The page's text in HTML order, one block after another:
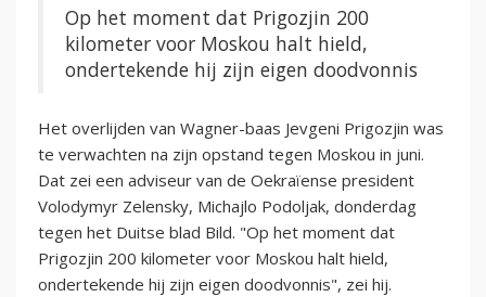
Op het moment dat Prigozjin 200
kilometer voor Moskou halt hield,
ondertekende hij zijn eigen doodvonnis
Het overlijden van Wagner-baas Jevgeni Prigozjin was
te verwachten na zijn opstand tegen Moskou in juni.
Dat zei een adviseur van de Oekraïense president
Volodymyr Zelensky, Michajlo Podoljak, donderdag
tegen het Duitse blad Bild. "Op het moment dat
Prigozjin 200 kilometer voor Moskou halt hield,
ondertekende hij zijn eigen doodvonnis", zei hij.